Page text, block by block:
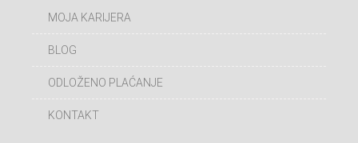
MOJA KARIJERA
BLOG
ODLOŽENO PLAĆANJE
KONTAKT